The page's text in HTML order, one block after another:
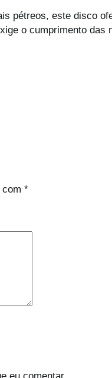
pétreos, este disco
o cumprimento das
*